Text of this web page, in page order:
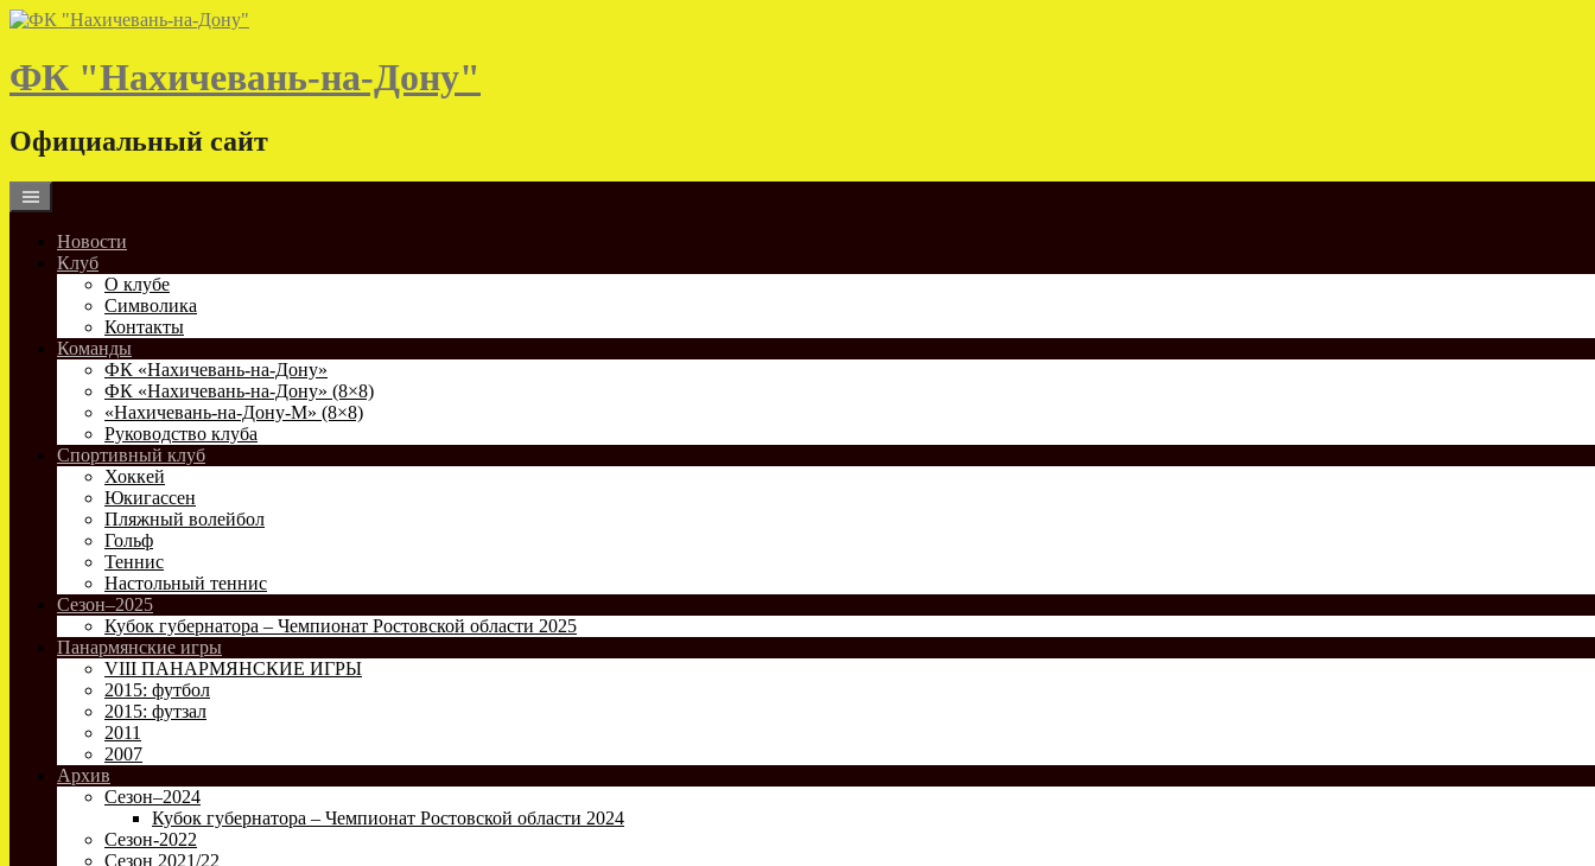
Skip
content
ФК "Нахичевань-на-Дону"
Официальный сайт
Новости
Клуб
О клубе
Символика
Контакты
Команды
ФК «Нахичевань-на-Дону»
ФК «Нахичевань-на-Дону» (8×8)
«Нахичевань-на-Дону-М» (8×8)
Руководство клуба
Спортивный клуб
Хоккей
Юкигассен
Пляжный волейбол
Гольф
Теннис
Настольный теннис
Сезон–2025
Кубок губернатора – Чемпионат Ростовской области 2025
Панармянские игры
VIII ПАНАРМЯНСКИЕ ИГРЫ
2015: футбол
2015: футзал
2011
2007
Архив
Сезон–2024
Кубок губернатора – Чемпионат Ростовской области 2024
Сезон-2022
Сезон 2021/22